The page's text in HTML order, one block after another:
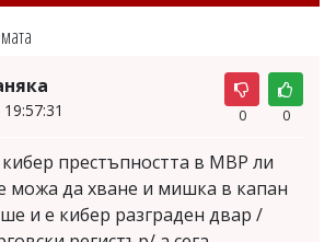
0 0
кибер престъпността в МВР ли
можа да хване и мишка в капан
и е кибер разграден двар /